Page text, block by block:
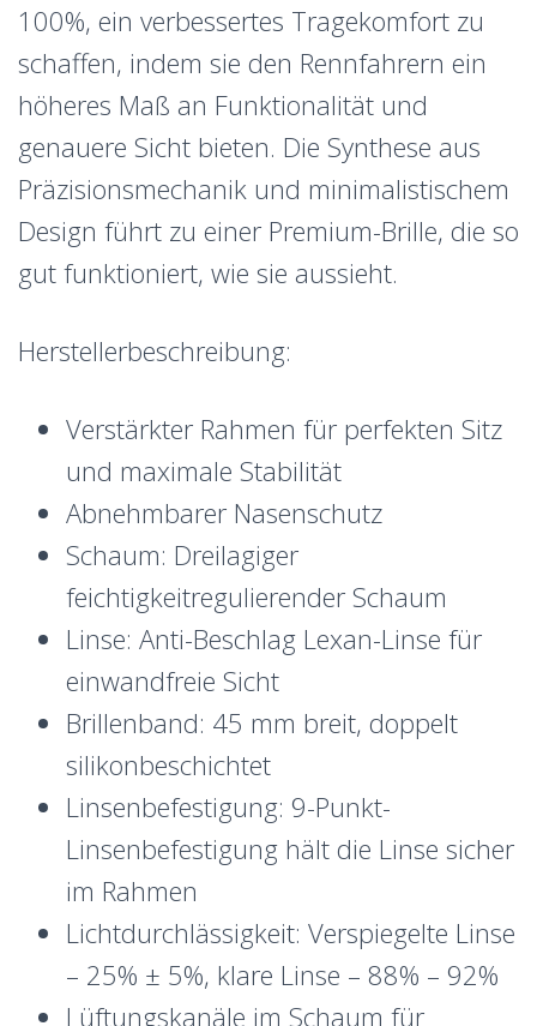
100%, ein verbessertes Tragekomfort zu
schaffen, indem sie den Rennfahrern ein
höheres Maß an Funktionalität und
genauere Sicht bieten. Die Synthese aus
Präzisionsmechanik und minimalistischem
Design führt zu einer Premium-Brille, die so
gut funktioniert, wie sie aussieht.
Herstellerbeschreibung:
Verstärkter Rahmen für perfekten Sitz
und maximale Stabilität
Abnehmbarer Nasenschutz
Schaum: Dreilagiger
feichtigkeitregulierender Schaum
Linse: Anti-Beschlag Lexan-Linse für
einwandfreie Sicht
Brillenband: 45 mm breit, doppelt
silikonbeschichtet
Linsenbefestigung: 9-Punkt-
Linsenbefestigung hält die Linse sicher
im Rahmen
Lichtdurchlässigkeit: Verspiegelte Linse
– 25% ± 5%, klare Linse – 88% – 92%
Lüftungskanäle im Schaum für